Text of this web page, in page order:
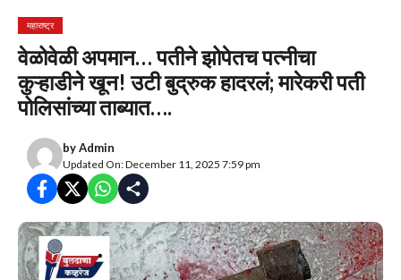
महाराष्ट्र
वेळोवेळी अपमान… पतीने झोपेतच पत्नीचा
कुऱ्हाडीने खून! उटी बुद्रुक हादरलं; मारेकरी पती
पोलिसांच्या ताब्यात….
byAdmin
Updated On: December 11, 2025 7:59 pm